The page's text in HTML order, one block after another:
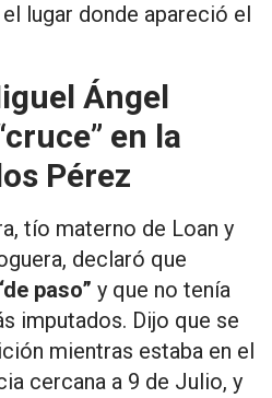
lugar donde apareció el
Ángel
en la
Pérez
tío materno de Loan y
declaró que
paso” y que no tenía
imputados. Dijo que se
mientras estaba en el
cercana a 9 de Julio, y